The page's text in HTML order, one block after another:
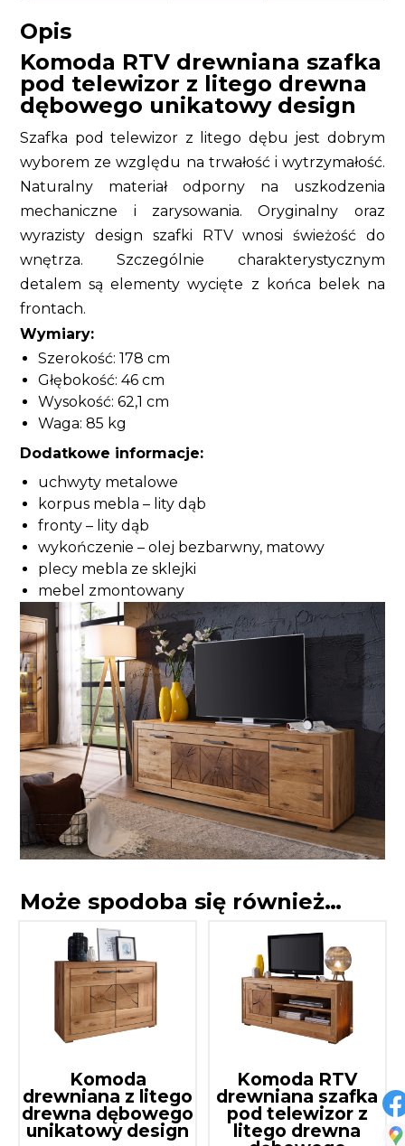
Opis
Komoda RTV drewniana szafka
pod telewizor z litego drewna
dębowego unikatowy design
Szafka pod telewizor z litego dębu jest dobrym
wyborem ze względu na trwałość i wytrzymałość.
Naturalny materiał odporny na uszkodzenia
mechaniczne i zarysowania. Oryginalny oraz
wyrazisty design szafki RTV wnosi świeżość do
wnętrza. Szczególnie charakterystycznym
detalem są elementy wycięte z końca belek na
frontach.
Wymiary:
Szerokość: 178 cm
Głębokość: 46 cm
Wysokość: 62,1 cm
Waga: 85 kg
Dodatkowe informacje:
uchwyty metalowe
korpus mebla – lity dąb
fronty – lity dąb
wykończenie – olej bezbarwny, matowy
plecy mebla ze sklejki
mebel zmontowany
Może spodoba się również…
Komoda
drewniana z litego
drewna dębowego
unikatowy design
Komoda RTV
drewniana szafka
pod telewizor z
litego drewna